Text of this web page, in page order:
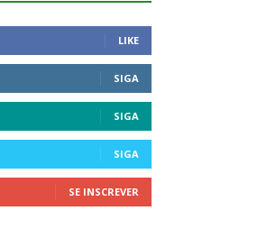
LIKE
SIGA
SIGA
SIGA
SE INSCREVER